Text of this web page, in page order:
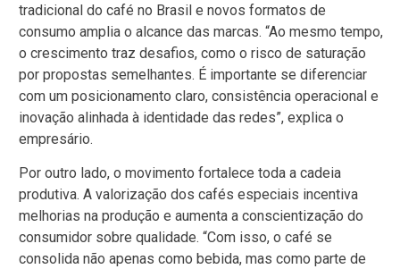
tradicional do café no Brasil e novos formatos de
consumo amplia o alcance das marcas. “Ao mesmo tempo,
o crescimento traz desafios, como o risco de saturação
por propostas semelhantes. É importante se diferenciar
com um posicionamento claro, consistência operacional e
inovação alinhada à identidade das redes”, explica o
empresário.
Por outro lado, o movimento fortalece toda a cadeia
produtiva. A valorização dos cafés especiais incentiva
melhorias na produção e aumenta a conscientização do
consumidor sobre qualidade. “Com isso, o café se
consolida não apenas como bebida, mas como parte de